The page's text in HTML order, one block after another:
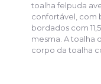
toalha felpuda
confortável, com
bordados com
mesma. A toalha
corpo da toalha